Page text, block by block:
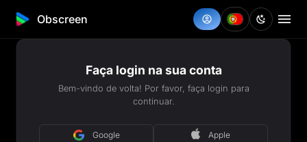
Obscreen
Faça login na sua conta
Bem-vindo de volta! Por favor, faça login para
continuar.
Google Apple